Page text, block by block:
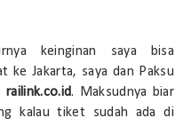
keinginan saya bisa
ke Jakarta, saya dan Paksu
railink.co.id. Maksudnya biar
kalau tiket sudah ada di